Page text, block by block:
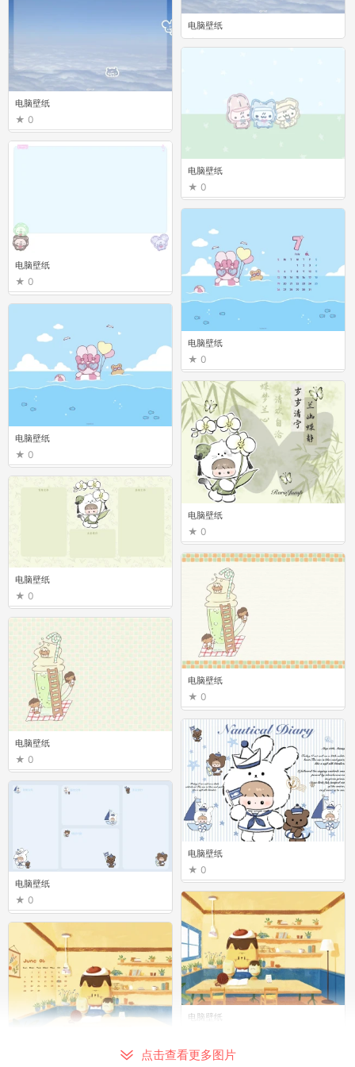
点击查看更多图片
电脑壁纸
0
电脑壁纸
0
电脑壁纸
0
电脑壁纸
0
电脑壁纸
0
电脑壁纸
0
电脑壁纸
0
电脑壁纸
电脑壁纸
0
电脑壁纸
0
电脑壁纸
0
电脑壁纸
0
电脑壁纸
0